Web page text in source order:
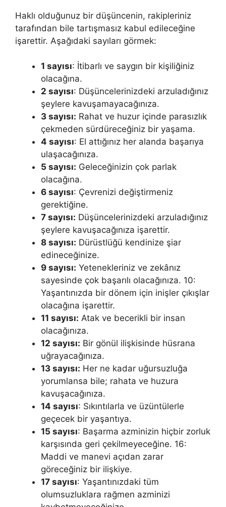
Haklı olduğunuz bir düşüncenin, rakipleriniz
tarafından bile tartış­masız kabul edileceğine
işarettir. Aşağıdaki sayıları görmek:
1 sayısı: İtibarlı ve saygın bir kişiliğiniz
olacağına.
2 sayısı: Düşüncelerinizdeki arzuladığınız
şeylere kavuşamayacağınıza.
3 sayısı: Rahat ve huzur içinde parasızlık
çekmeden sürdüre­ceğiniz bir yaşama.
4 sayısı: El attığınız her alanda başarıya
ulaşacağınıza.
5 sayısı: Ge­leceğinizin çok parlak
olacağına.
6 sayısı: Çevrenizi değiştirmeniz
gerektiğine.
7 sayısı: Düşüncelerinizdeki arzuladığınız
şeylere kavuşacağınıza işarettir.
8 sayısı: Dürüst­lüğü kendinize şiar
edineceğinize.
9 sayısı: Yetenekleriniz ve zekânız
sayesinde çok başarılı olacağınıza. 10:
Yaşantınızda bir dönem için inişler çıkışlar
ola­cağına işarettir.
11 sayısı: Atak ve becerikli bir insan
olacağınıza.
12 sayısı: Bir gönül iliş­kisinde hüsrana
uğrayacağınıza.
13 sayısı: Her ne kadar uğursuzluğa
yorumlansa bile; rahata ve huzura
kavuşacağınıza.
14 sayısı: Sıkıntılarla ve üzüntülerle
geçecek bir yaşantıya.
15 sayısı: Başarma azminizin hiçbir zorluk
karşısında geri çekilme­yeceğine. 16:
Maddi ve manevi açıdan zarar
göreceğiniz bir ilişkiye.
17 sayısı: Ya­şantınızdaki tüm
olumsuzluklara rağmen azminizi